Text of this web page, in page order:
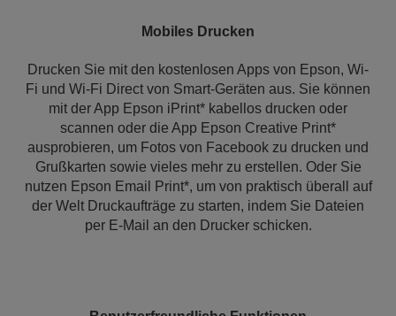
Mobiles Drucken
Drucken Sie mit den kostenlosen Apps von Epson, Wi-
Fi und Wi-Fi Direct von Smart-Geräten aus. Sie können
mit der App Epson iPrint* kabellos drucken oder
scannen oder die App Epson Creative Print*
ausprobieren, um Fotos von Facebook zu drucken und
Grußkarten sowie vieles mehr zu erstellen. Oder Sie
nutzen Epson Email Print*, um von praktisch überall auf
der Welt Druckaufträge zu starten, indem Sie Dateien
per E-Mail an den Drucker schicken.